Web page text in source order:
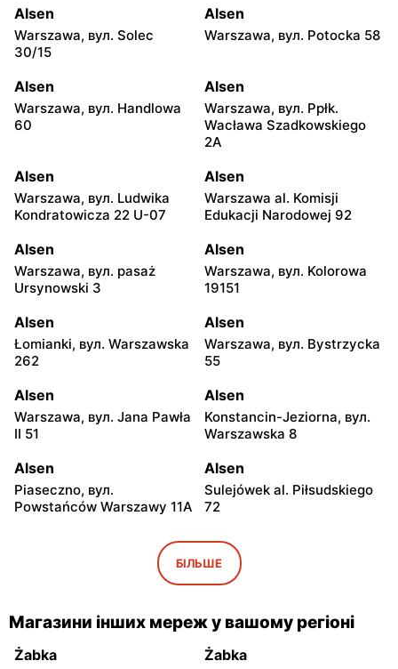
Alsen
Warszawa, вул. Solec
30/15
Alsen
Warszawa, вул. Potocka 58
Alsen
Warszawa, вул. Handlowa
60
Alsen
Warszawa, вул. Ppłk.
Wacława Szadkowskiego
2A
Alsen
Warszawa, вул. Ludwika
Kondratowicza 22 U-07
Alsen
Warszawa al. Komisji
Edukacji Narodowej 92
Alsen
Warszawa, вул. pasaż
Ursynowski 3
Alsen
Warszawa, вул. Kolorowa
19151
Alsen
Łomianki, вул. Warszawska
262
Alsen
Warszawa, вул. Bystrzycka
55
Alsen
Warszawa, вул. Jana Pawła
II 51
Alsen
Konstancin-Jeziorna, вул.
Warszawska 8
Alsen
Piaseczno, вул.
Powstańców Warszawy 11A
Alsen
Sulejówek al. Piłsudskiego
72
Alsen
Legionowo, вул. Marsz.
Józefa Piłsudskiego 31/215
Alsen
Poniatowskiego 1
Alsen
Radzymin, вул. Stary Rynek
18
БІЛЬШЕ
Магазини інших мереж у вашому регіоні
Żabka Żabka